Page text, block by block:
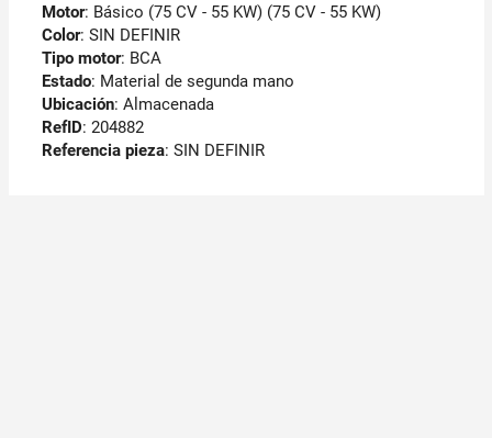
Motor: Básico (75 CV - 55 KW) (75 CV - 55 KW)
Color: SIN DEFINIR
Tipo motor: BCA
Estado: Material de segunda mano
Ubicación: Almacenada
RefID: 204882
Referencia pieza: SIN DEFINIR